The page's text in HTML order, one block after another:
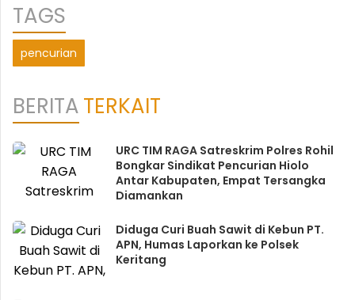
TAGS
pencurian
BERITATERKAIT
URC TIM RAGA Satreskrim Polres Rohil
Bongkar Sindikat Pencurian Hiolo
Antar Kabupaten, Empat Tersangka
Diamankan
Diduga Curi Buah Sawit di Kebun PT.
APN, Humas Laporkan ke Polsek
Keritang